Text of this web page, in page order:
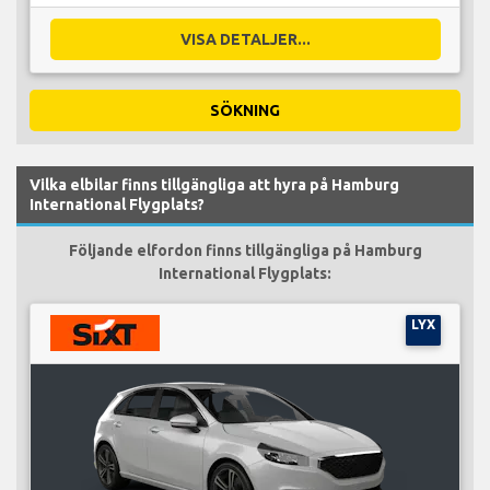
VISA DETALJER...
SÖKNING
Vilka elbilar finns tillgängliga att hyra på Hamburg
International Flygplats?
Följande elfordon finns tillgängliga på Hamburg
International Flygplats:
LYX